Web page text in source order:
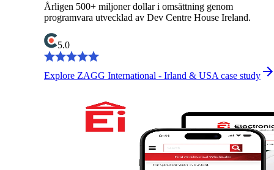
Årligen 500+ miljoner dollar i omsättning genom
programvara utvecklad av Dev Centre House Ireland.
5.0
Explore ZAGG International - Irland & USA case study